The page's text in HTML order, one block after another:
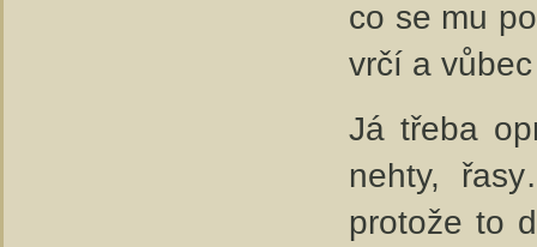
co se mu
vrčí a
Já třeba
nehty,
protože to